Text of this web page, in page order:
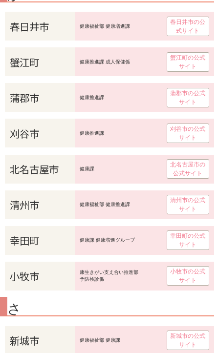
春日井市 健康福祉部 健康増進課
春日井市の公
式サイト
蟹江町 健康推進課 成人保健係
蟹江町の公式
サイト
蒲郡市 健康推進課
蒲郡市の公式
サイト
刈谷市 健康推進課
刈谷市の公式
サイト
北名古屋市 健康課
北名古屋市の
公式サイト
清州市 健康福祉部 健康推進課
清州市の公式
サイト
幸田町 健康課 健康増進グループ
幸田町の公式
サイト
小牧市
康生きがい支え合い推進部
予防検診係
小牧市の公式
サイト
さ
新城市 健康福祉部 健康課
新城市の公式
サイト